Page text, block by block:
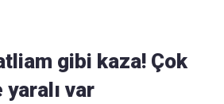
gibi kaza! Çok
yaralı var